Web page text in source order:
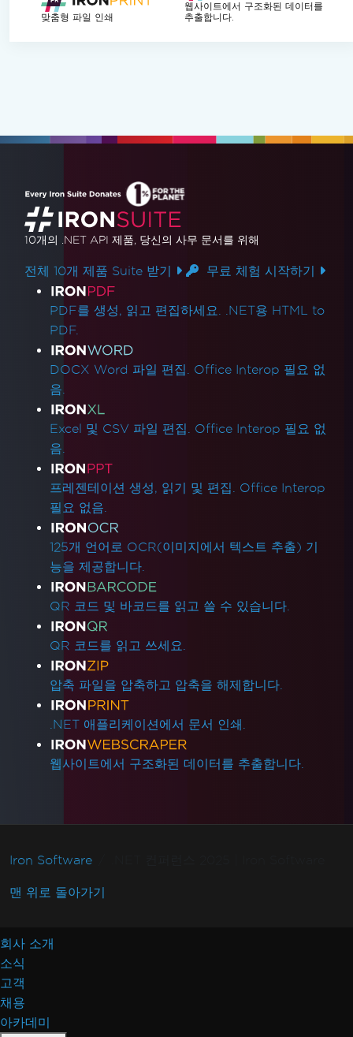
맞춤형 파일 인쇄
웹사이트에서 구조화된 데이터를
추출합니다.
10개의 .NET API 제품, 당신의 사무 문서를 위해
전체 10개 제품 Suite 받기 무료 체험 시작하기
제품 링크
PDF를 생성, 읽고 편집하세요. .NET용 HTML to
PDF.
DOCX Word 파일 편집. Office Interop 필요 없
음.
Excel 및 CSV 파일 편집. Office Interop 필요 없
음.
프레젠테이션 생성, 읽기 및 편집. Office Interop
필요 없음.
125개 언어로 OCR(이미지에서 텍스트 추출) 기
능을 제공합니다.
QR 코드 및 바코드를 읽고 쓸 수 있습니다.
QR 코드를 읽고 쓰세요.
압축 파일을 압축하고 압축을 해제합니다.
.NET 애플리케이션에서 문서 인쇄.
웹사이트에서 구조화된 데이터를 추출합니다.
Iron Software
맨 위로 돌아가기
회사 소개
소식
고객
채용
아카데미